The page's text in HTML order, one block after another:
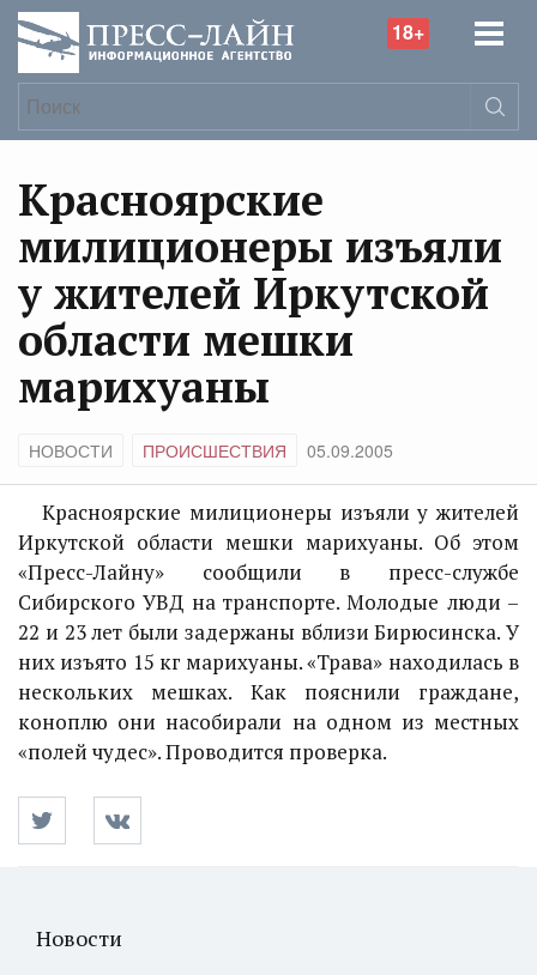
18+
Красноярские
милиционеры изъяли
у жителей Иркутской
области мешки
марихуаны
НОВОСТИ ПРОИСШЕСТВИЯ 05.09.2005
Красноярские милиционеры изъяли у жителей
Иркутской области мешки марихуаны. Об этом
«Пресс-Лайну» сообщили в пресс-службе
Сибирского УВД на транспорте. Молодые люди –
22 и 23 лет были задержаны вблизи Бирюсинска. У
них изъято 15 кг марихуаны. «Трава» находилась в
нескольких мешках. Как пояснили граждане,
коноплю они насобирали на одном из местных
«полей чудес». Проводится проверка.
Новости